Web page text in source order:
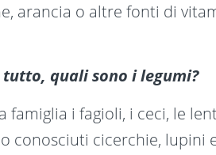
arancia o altre fonti di
quali sono i legumi?
famiglia i fagioli, i ceci, le
conosciuti cicerchie, lupini